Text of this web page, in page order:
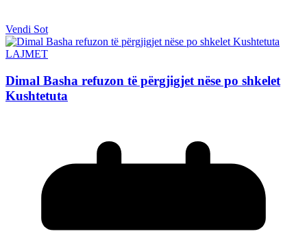
Vendi Sot
LAJMET
Dimal Basha refuzon të përgjigjet nëse po shkelet
Kushtetuta